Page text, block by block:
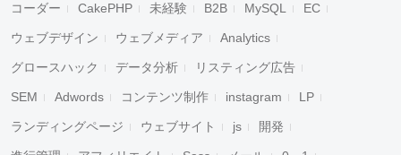
コーダー CakePHP 未経験 B2B MySQL EC
ウェブデザイン ウェブメディア Analytics
グロースハック データ分析 リスティング広告
SEM Adwords コンテンツ制作 instagram LP
ランディングページ ウェブサイト js 開発